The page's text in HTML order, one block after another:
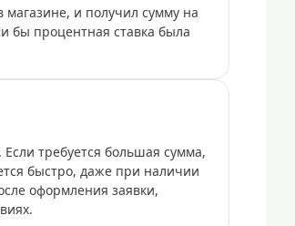
магазине, и получил сумму на
бы процентная ставка была
требуется большая сумма,
быстро, даже при наличии
оформления заявки,